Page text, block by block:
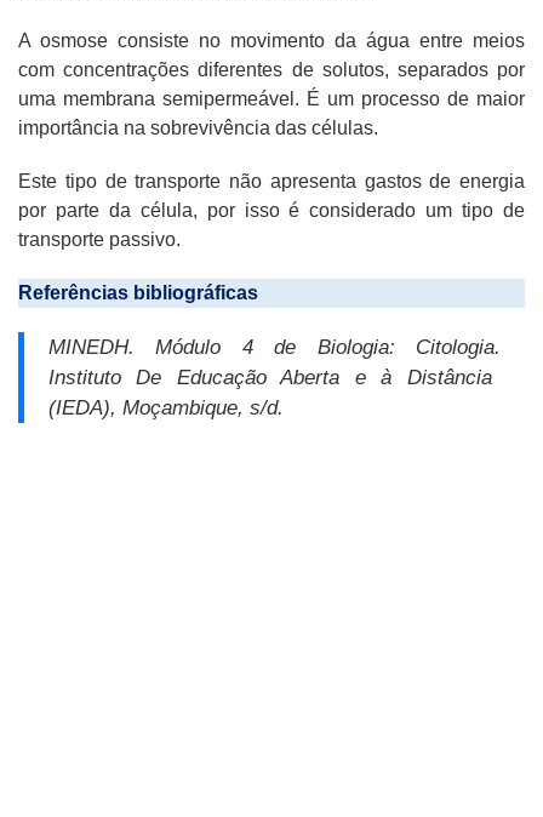
A osmose consiste no movimento da água entre meios
com concentrações diferentes de solutos, separados por
uma membrana semipermeável. É um processo de maior
importância na sobrevivência das células.
Este tipo de transporte não apresenta gastos de energia
por parte da célula, por isso é considerado um tipo de
transporte passivo.
Referências bibliográficas
MINEDH.Módulo 4 de Biologia: Citologia.
Instituto De Educação Aberta e à Distância
(IEDA), Moçambique, s/d.